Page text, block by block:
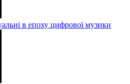
в епоху цифрової музики